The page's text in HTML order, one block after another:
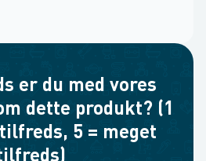
er du med vores
dette produkt? (1
5 = meget